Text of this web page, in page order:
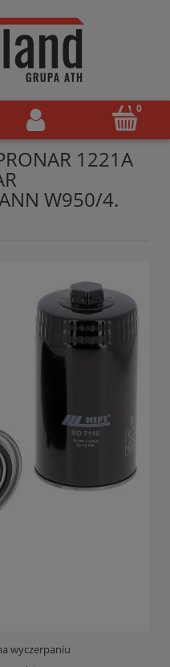
1221A
W950/4.
wyczerpaniu